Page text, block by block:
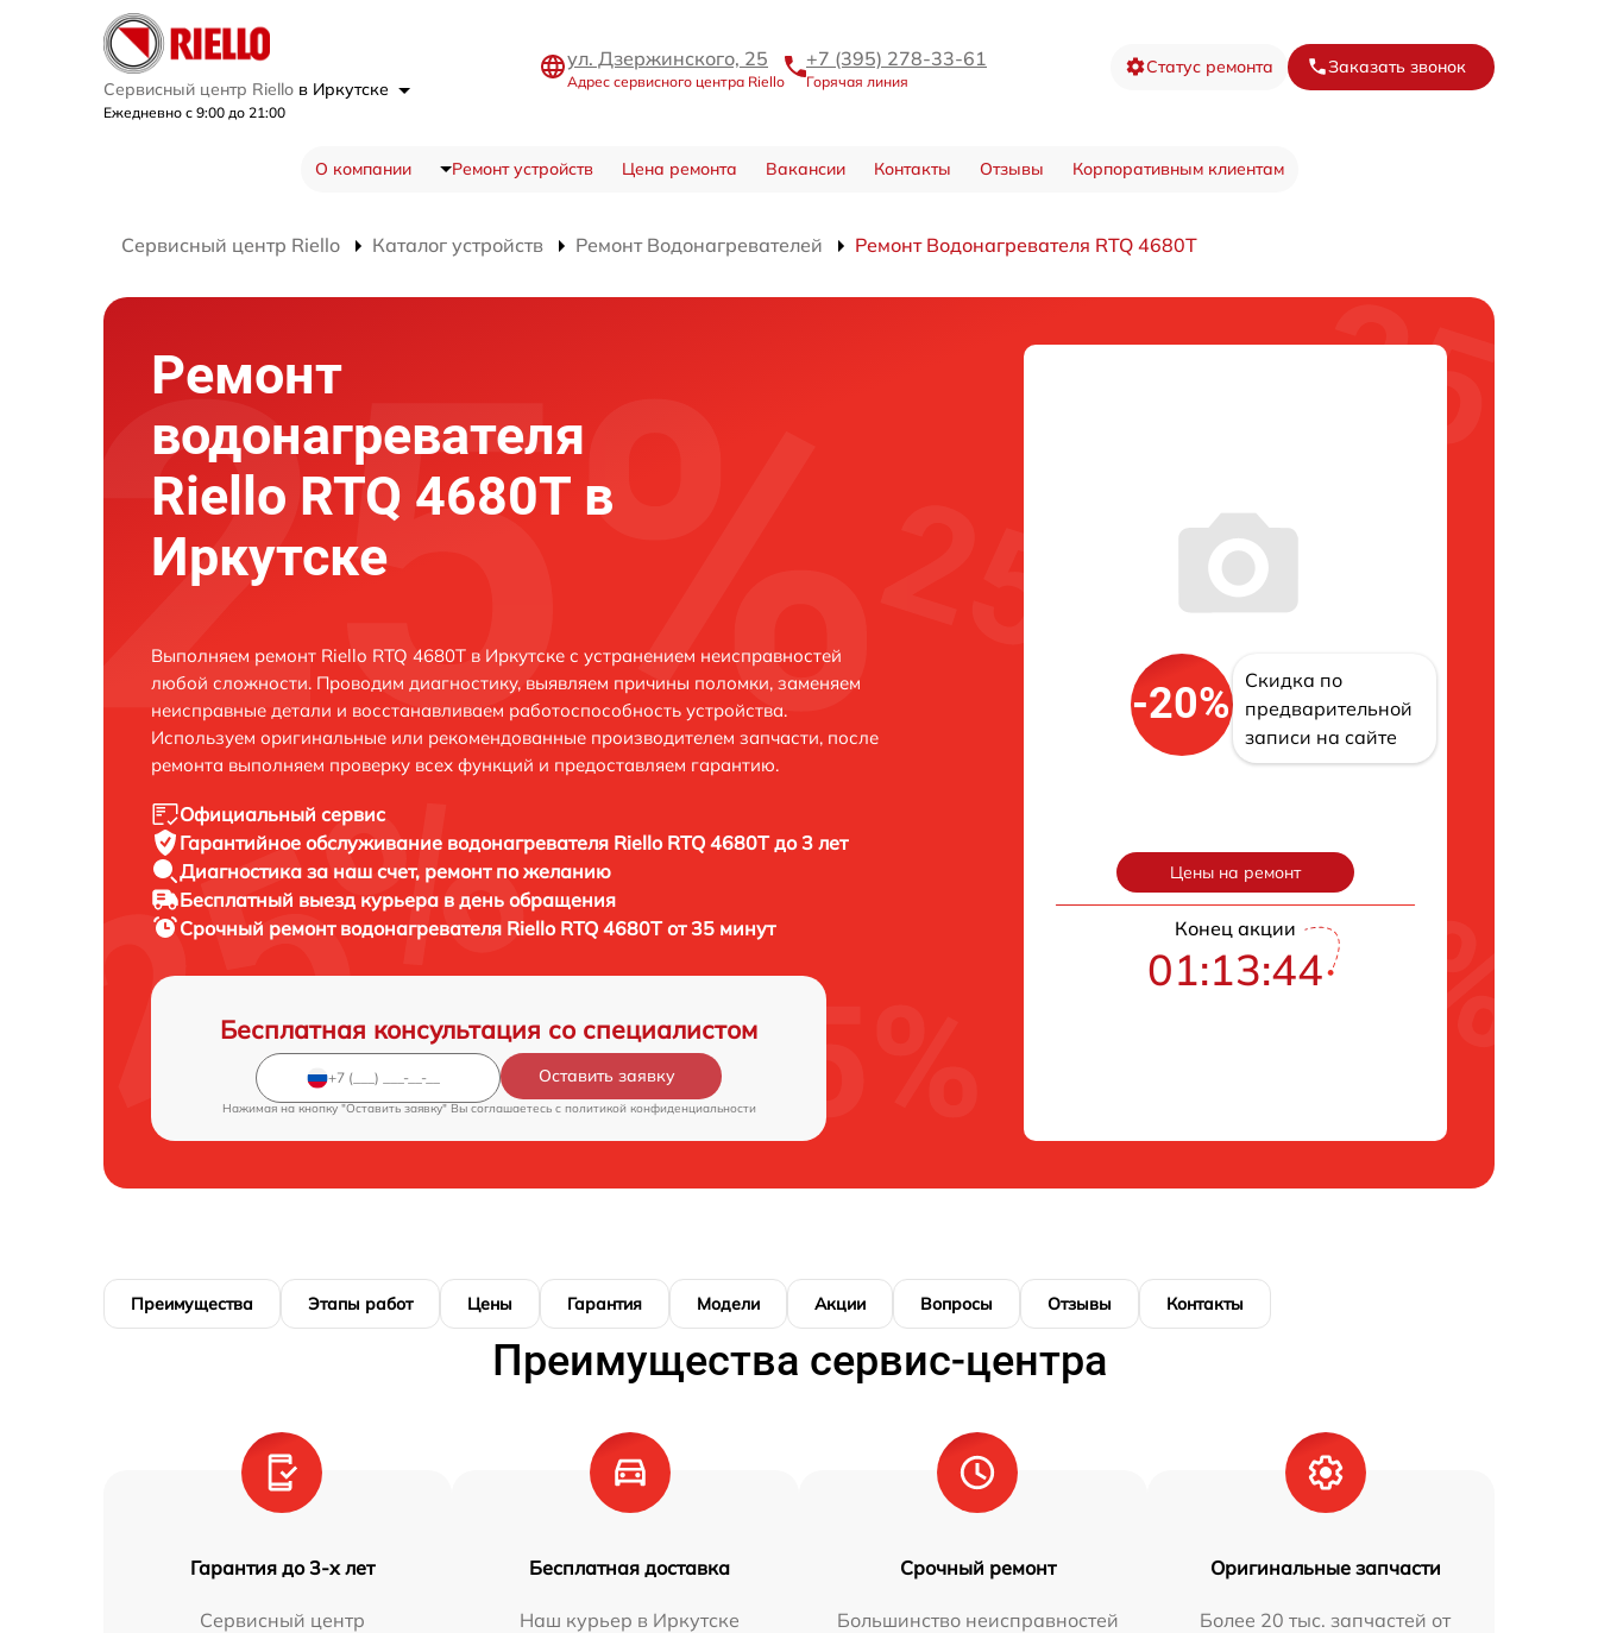
Сервисный центр Riello в Иркутске
Ежедневно с 9:00 до 21:00
ул. Дзержинского, 25
Адрес сервисного центра Riello
+7 (395) 278-33-61
Горячая линия
Статус ремонта Заказать звонок
О компании Ремонт устройств Цена ремонта Вакансии Контакты Отзывы Корпоративным клиентам
Сервисный центр Riello Каталог устройств Ремонт Водонагревателей Ремонт Водонагревателя RTQ 4680T
Ремонт
водонагревателя
Riello RTQ 4680T в
Иркутске
Выполняем ремонт Riello RTQ 4680T в Иркутске с устранением неисправностей
любой сложности. Проводим диагностику, выявляем причины поломки, заменяем
неисправные детали и восстанавливаем работоспособность устройства.
Используем оригинальные или рекомендованные производителем запчасти, после
ремонта выполняем проверку всех функций и предоставляем гарантию.
Официальный сервис
Гарантийное обслуживание водонагревателя Riello RTQ 4680T до 3 лет
Диагностика за наш счет, ремонт по желанию
Бесплатный выезд курьера в день обращения
Срочный ремонт водонагревателя Riello RTQ 4680T от 35 минут
Бесплатная консультация со специалистом
Оставить заявку
Нажимая на кнопку "Оставить заявку" Вы соглашаетесь c политикой конфиденциальности
-20%
Скидка по
предварительной
записи на сайте
Цены на ремонт
Конец акции
01:13:42
Преимущества Этапы работ Цены Гарантия Модели Акции Вопросы Отзывы Контакты
Преимущества сервис-центра
Гарантия до 3-х лет
Сервисный центр
Бесплатная доставка
Наш курьер в Иркутске
Срочный ремонт
Большинство неисправностей
Оригинальные запчасти
Более 20 тыс. запчастей от